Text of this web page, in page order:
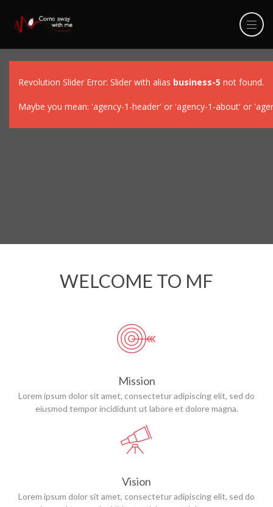
Revolution Slider Error: Slider with alias business-5 not found.
Maybe you mean: 'agency-1-header' or 'agency-1-about' or
WELCOME TO MF
Mission
Lorem ipsum dolor sit amet, consectetur adipiscing elit, sed do
eiusmod tempor incididunt ut labore et dolore magna.
Vision
Lorem ipsum dolor sit amet, consectetur adipiscing elit, sed do